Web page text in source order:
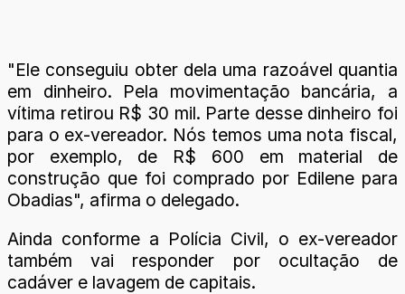
"Ele conseguiu obter dela uma razoável quantia
em dinheiro. Pela movimentação bancária, a
vítima retirou R$ 30 mil. Parte desse dinheiro foi
para o ex-vereador. Nós temos uma nota fiscal,
por exemplo, de R$ 600 em material de
construção que foi comprado por Edilene para
Obadias", afirma o delegado.
Ainda conforme a Polícia Civil, o ex-vereador
também vai responder por ocultação de
cadáver e lavagem de capitais.